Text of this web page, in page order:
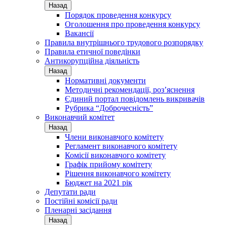
Назад
Порядок проведення конкурсу
Оголошення про проведення конкурсу
Вакансії
Правила внутрішнього трудового розпорядку
Правила етичної поведінки
Антикорупційна діяльність
Назад
Нормативні документи
Методичні рекомендації, роз’яснення
Єдиний портал повідомлень викривачів
Рубрика “Доброчесність”
Виконавчий комітет
Назад
Члени виконавчого комітету
Регламент виконавчого комітету
Комісії виконавчого комітету
Графік прийому комітету
Рішення виконавчого комітету
Бюджет на 2021 рік
Депутати ради
Постійні комісії ради
Пленарні засідання
Назад